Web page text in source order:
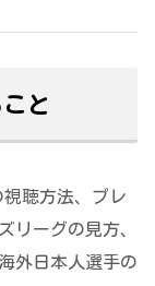
と
聴方法、プレ
リーグの見方、
外日本人選手の